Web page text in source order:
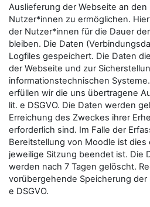
Auslieferung der Webseite an den
Nutzer*innen zu ermöglichen.
der Nutzer*innen für die Dauer
bleiben. Die Daten
Logfiles gespeichert. Die Daten
der Webseite und zur
informationstechnischen
erfüllen wir die uns übertragene
lit. e DSGVO. Die Daten werden
Erreichung des Zweckes ihrer
erforderlich sind. Im Falle der
Bereitstellung von Moodle ist dies
jeweilige Sitzung beendet ist. Die
werden nach 7 Tagen gelöscht.
vorübergehende Speicherung der
e DSGVO.